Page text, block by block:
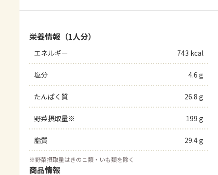
栄養情報（1人分）
エネルギー 743 kcal
塩分 4.6 g
たんぱく質 26.8 g
野菜摂取量※ 199 g
脂質 29.4 g
※野菜摂取量はきのこ類・いも類を除く
商品情報